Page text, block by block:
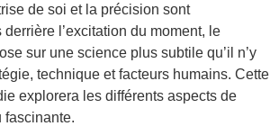
de soi et la précision sont
l’excitation du moment, le
sur une science plus subtile qu’il n’y
technique et facteurs humains. Cette
explorera les différents aspects de
fascinante.